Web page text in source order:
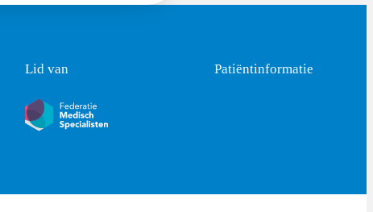
Lid van Patiëntinformatie